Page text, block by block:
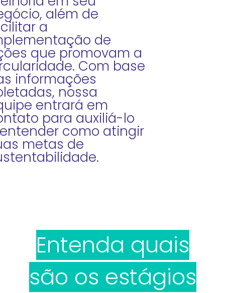
além de
a
de
que promovam a
Com base
informações
nossa
entrará em
para auxiliá-lo
como atingir
metas de
Entenda quais
são os estágios